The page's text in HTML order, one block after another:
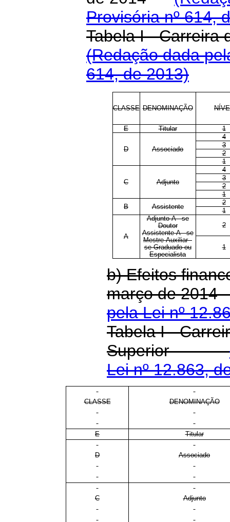
Provisória nº 614,
Tabela I - Carreira
(Redação dada
614, de 2013)
CLASSE DENOMINAÇÃO
E Titular 1
D Associado
4
3
2
1
C Adjunto
4
3
2
1
B
Assistente
2
1
A
Adjunto-A - se
Doutor
Assistente-A - se
Mestre Auxiliar -
se Graduado ou
Especialista
2
1
b) Efeitos
março de
pela Lei nº
Tabela I -
Superior
Lei nº 12.863,
CLASSE DENOMINAÇÃO
E Titular
D Associado
C Adjunto